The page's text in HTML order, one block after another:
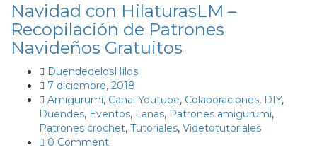
Navidad con HilaturasLM –
Recopilación de Patrones
Navideños Gratuitos
DuendedelosHilos
7 diciembre, 2018
Amigurumi, Canal Youtube, Colaboraciones, DIY,
Duendes, Eventos, Lanas, Patrones amigurumi,
Patrones crochet, Tutoriales, Videtotutoriales
0 Comment